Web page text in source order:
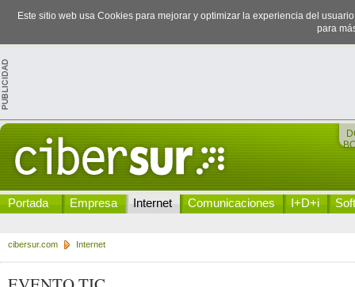
Este sitio web usa Cookies para mejorar y optimizar la experiencia del
para
Portada Empresa Internet Comunicaciones I+D+i
cibersur.com Internet